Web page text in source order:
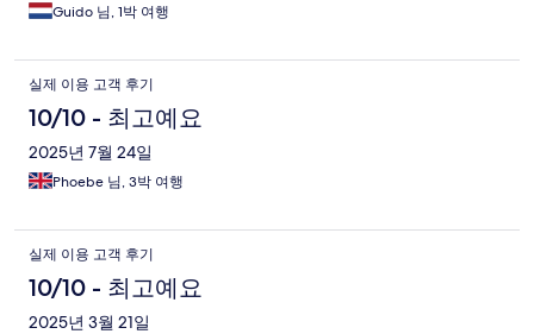
Guido 님, 1박 여행
실제 이용 고객 후기
10/10 - 최고예요
2025년 7월 24일
Phoebe 님, 3박 여행
실제 이용 고객 후기
10/10 - 최고예요
2025년 3월 21일